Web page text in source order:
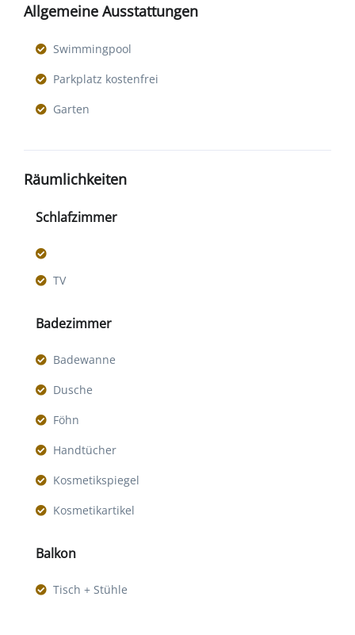
Allgemeine Ausstattungen
Swimmingpool
Parkplatz kostenfrei
Garten
Räumlichkeiten
Schlafzimmer
TV
Badezimmer
Badewanne
Dusche
Föhn
Handtücher
Kosmetikspiegel
Kosmetikartikel
Balkon
Tisch + Stühle